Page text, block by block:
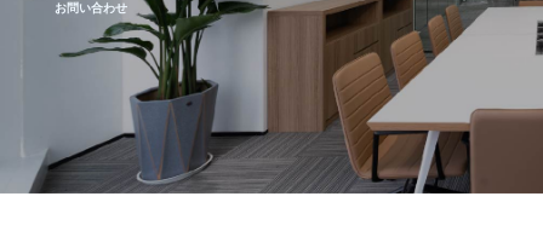
お問い合わせ